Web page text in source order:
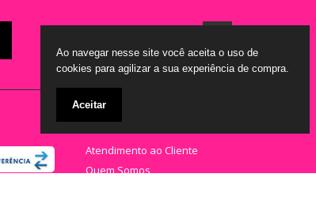
ATENDIMENTO
Atendimento ao Cliente
Quem Somos
Ao navegar nesse site você aceita o uso de
cookies para agilizar a sua experiência de compra.
Aceitar